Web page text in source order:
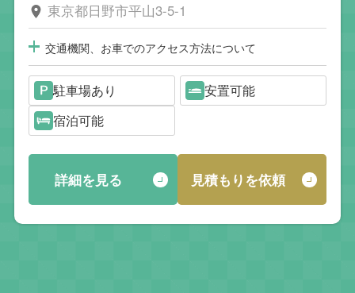
東京都日野市平山3-5-1
交通機関、お車でのアクセス方法について
駐車場あり
安置可能
宿泊可能
詳細を見る 見積もりを依頼